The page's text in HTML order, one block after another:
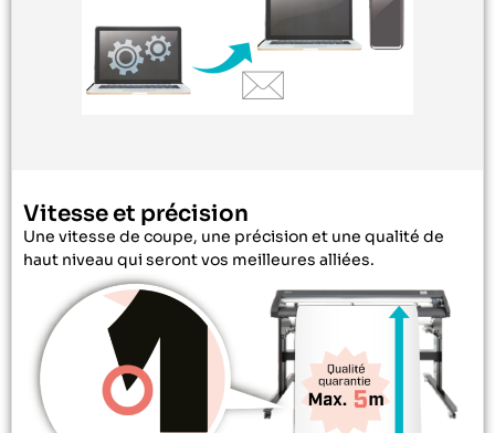
Vitesse et précision
Une vitesse de coupe, une précision et une qualité de
haut niveau qui seront vos meilleures alliées.